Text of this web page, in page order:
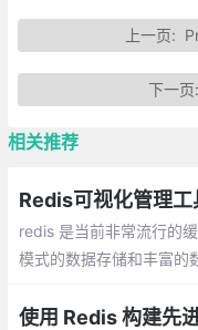
上一页:
下一页:
相关推荐
Redis可视化管理工
redis 是当前非常流行的
模式的数据存储和丰富的
具
使用 Redis 构建先